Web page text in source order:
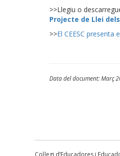
>>Llegiu o
Projecte de Llei
>>El CEESC
Data del document: Març
Col·legi d’Educadores i